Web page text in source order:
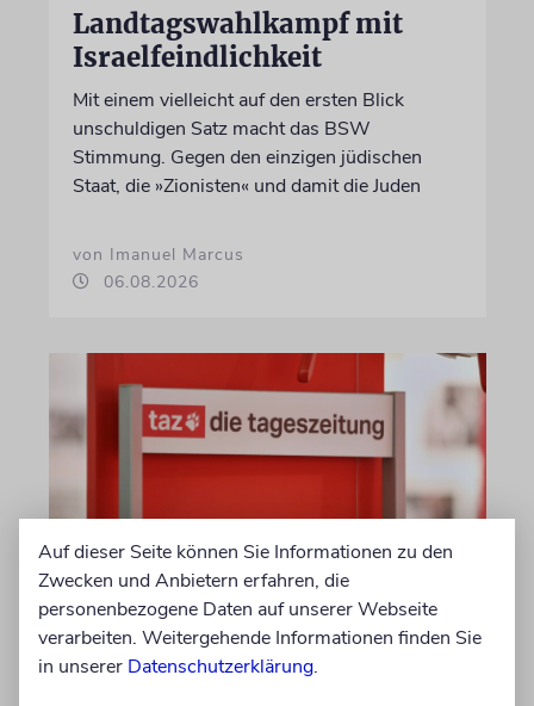
Landtagswahlkampf mit
Israelfeindlichkeit
Mit einem vielleicht auf den ersten Blick
unschuldigen Satz macht das BSW
Stimmung. Gegen den einzigen jüdischen
Staat, die »Zionisten« und damit die Juden
von Imanuel Marcus
06.08.2026
MEDIEN
Wo steckt die
palästinensische
Auf dieser Seite können Sie Informationen zu den
Zwecken und Anbietern erfahren, die
personenbezogene Daten auf unserer Webseite
verarbeiten. Weitergehende Informationen finden Sie
in unserer Datenschutzerklärung.